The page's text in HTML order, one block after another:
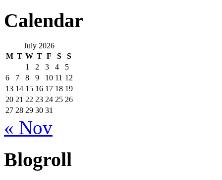
Calendar
July 2026
M T W T F S
S
1
2 3 4
5
6
7 8 9 10 11 12
13 14 15 16 17 18 19
20 21 22 23 24 25 26
27 28 29 30 31
« Nov
Blogroll